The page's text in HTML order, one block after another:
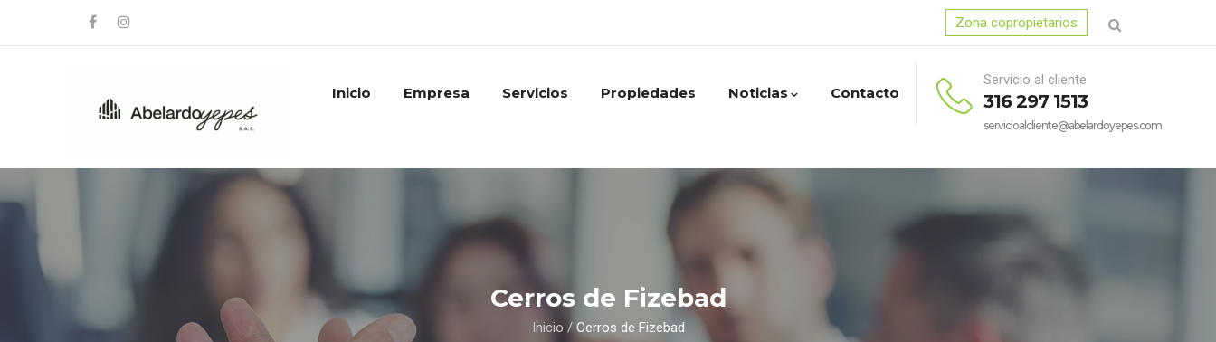
Zona copropietarios
Inicio Empresa Servicios Propiedades Noticias Contacto
Servicio al cliente
316 297 1513
servicioalcliente@abelardoyepes.com
Cerros de Fizebad
Inicio / Cerros de Fizebad